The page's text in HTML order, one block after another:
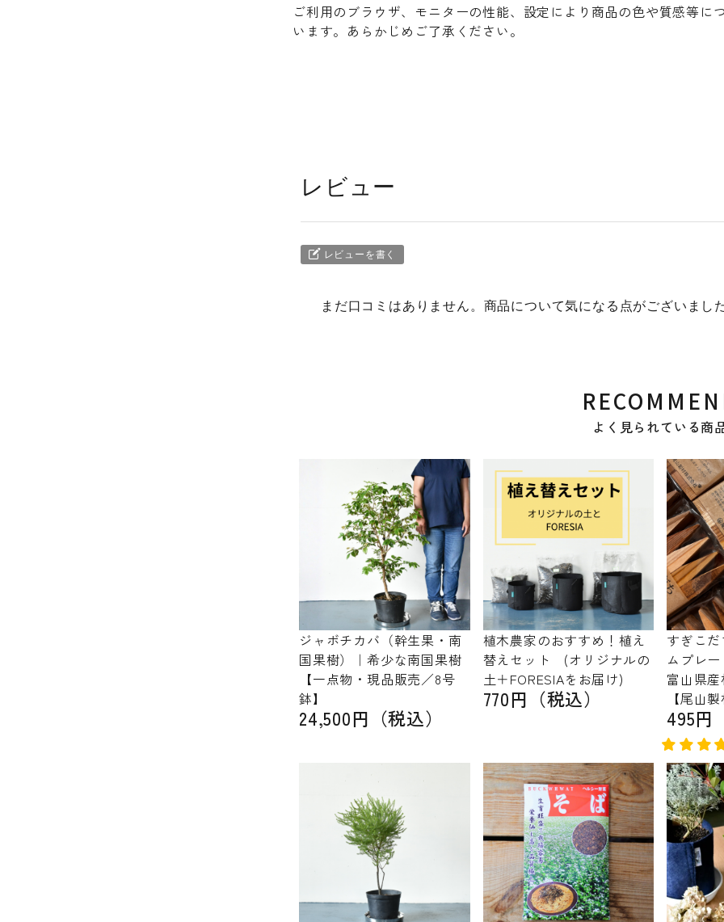
ご利用のブラウザ、モニターの性能、設定により商品の色や質感等
います。あらかじめご了承ください。
レビュー
レビューを書く
まだ口コミはありません。商品について気になる点がございまし
よく見られている商
ジャボチカバ（幹生果・南
国果樹）｜希少な南国果樹
【一点物・現品販売／8号
鉢】
24,500円（税込）
植木農家のおすすめ！植え
替えセット (オリジナルの
土＋FORESIAをお届け)
770円（税込）
すぎこ
ムプレ
富山県
【尾山製
495円